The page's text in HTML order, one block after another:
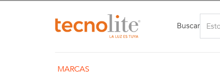
Buscar
MARCAS